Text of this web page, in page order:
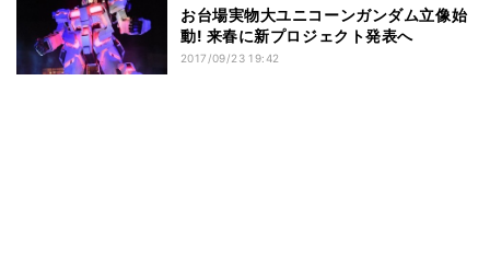
お台場実物大ユニコーンガンダム立像始
動! 来春に新プロジェクト発表へ
2017/09/23 19:42